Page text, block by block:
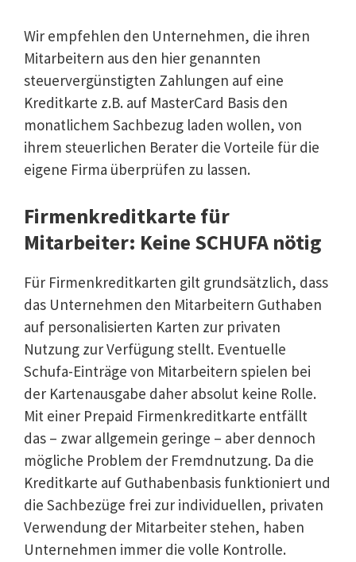
Wir empfehlen den Unternehmen, die ihren
Mitarbeitern aus den hier genannten
steuervergünstigten Zahlungen auf eine
Kreditkarte z.B. auf MasterCard Basis den
monatlichem Sachbezug laden wollen, von
ihrem steuerlichen Berater die Vorteile für die
eigene Firma überprüfen zu lassen.
Firmenkreditkarte für
Mitarbeiter: Keine SCHUFA nötig
Für Firmenkreditkarten gilt grundsätzlich, dass
das Unternehmen den Mitarbeitern Guthaben
auf personalisierten Karten zur privaten
Nutzung zur Verfügung stellt. Eventuelle
Schufa-Einträge von Mitarbeitern spielen bei
der Kartenausgabe daher absolut keine Rolle.
Mit einer Prepaid Firmenkreditkarte entfällt
das – zwar allgemein geringe – aber dennoch
mögliche Problem der Fremdnutzung. Da die
Kreditkarte auf Guthabenbasis funktioniert und
die Sachbezüge frei zur individuellen, privaten
Verwendung der Mitarbeiter stehen, haben
Unternehmen immer die volle Kontrolle.